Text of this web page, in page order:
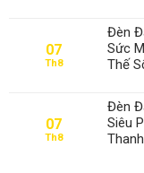
07
Th8
Đèn
Sức
Thế
07
Th8
Đèn
Siêu